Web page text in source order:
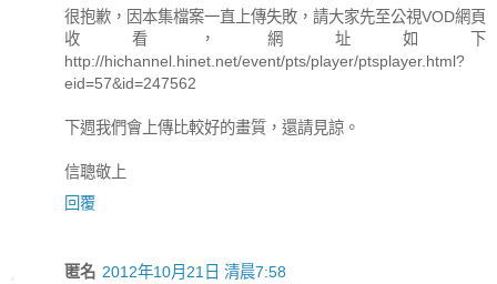
很抱歉，因本集檔案一直上傳失敗，請大家先至公視VOD網頁
收看，網址如下
http://hichannel.hinet.net/event/pts/player/ptsplayer.html?
eid=57&id=247562
下週我們會上傳比較好的畫質，還請見諒。
信聰敬上
回覆
匿名 2012年10月21日 清晨7:58